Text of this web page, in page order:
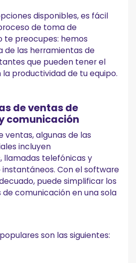
disponibles, es fácil
de toma de
te preocupes: hemos
de las herramientas de
que pueden tener el
productividad de tu equipo.
de ventas de
comunicación
ventas, algunas de las
incluyen
llamadas telefónicas y
Con el software
puede simplificar los
comunicación en una sola
son las siguientes: